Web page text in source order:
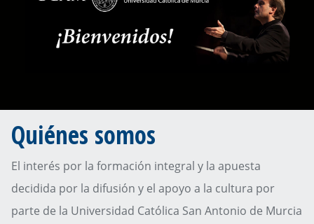
Quiénes somos
El interés por la formación integral y la apuesta
decidida por la difusión y el apoyo a la cultura por
parte de la Universidad Católica San Antonio de Murcia